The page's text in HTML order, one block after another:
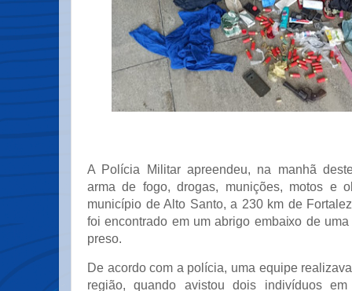
A Polícia Militar apreendeu, na manhã
arma de fogo, drogas, munições, motos e
município de Alto Santo, a 230 km de
foi encontrado em um abrigo embaixo de
preso.
De acordo com a polícia, uma equipe
região, quando avistou dois indivíduos em